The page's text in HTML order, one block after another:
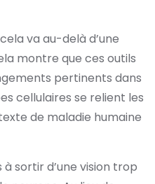
va au-delà d’une
montre que ces outils
pertinents dans
cellulaires se relient les
de maladie humaine
sortir d’une vision trop